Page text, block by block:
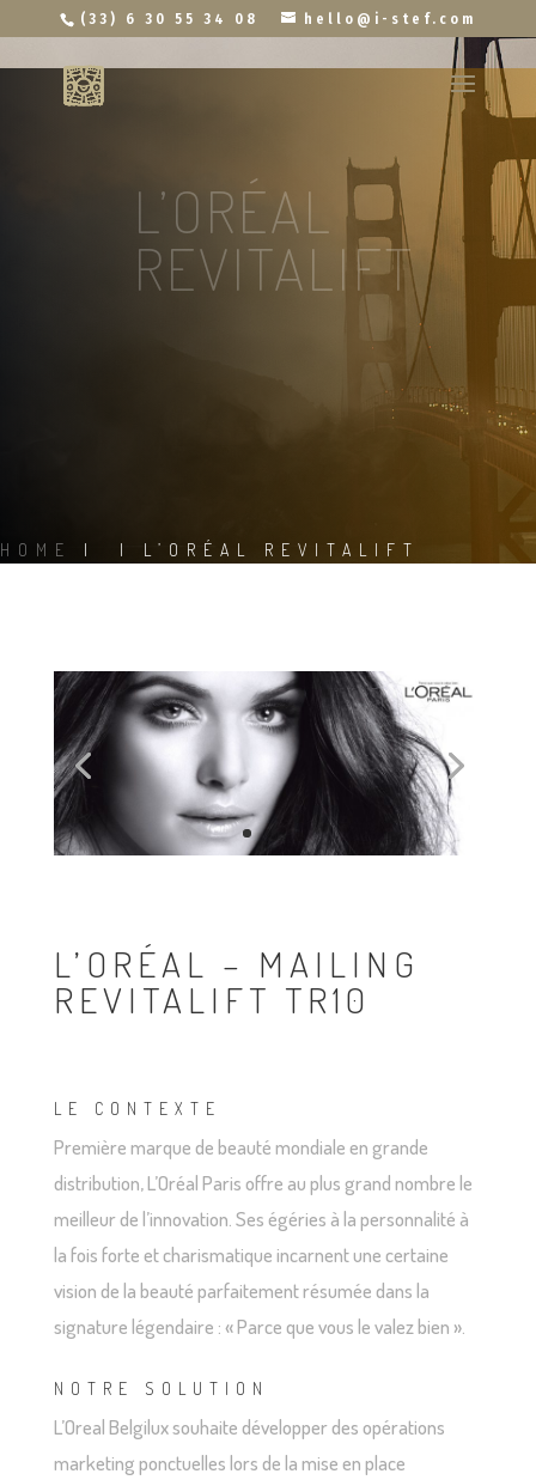
(33) 6 30 55 34 08 hello@i-stef.com
L’ORÉAL
REVITALIFT
HOME | | L’ORÉAL REVITALIFT
L’ORÉAL – MAILING
REVITALIFT TR10
LE CONTEXTE
Première marque de beauté mondiale en grande
distribution, L’Oréal Paris offre au plus grand nombre le
meilleur de l’innovation. Ses égéries à la personnalité à
la fois forte et charismatique incarnent une certaine
vision de la beauté parfaitement résumée dans la
signature légendaire : « Parce que vous le valez bien ».
NOTRE SOLUTION
L’Oreal Belgilux souhaite développer des opérations
marketing ponctuelles lors de la mise en place